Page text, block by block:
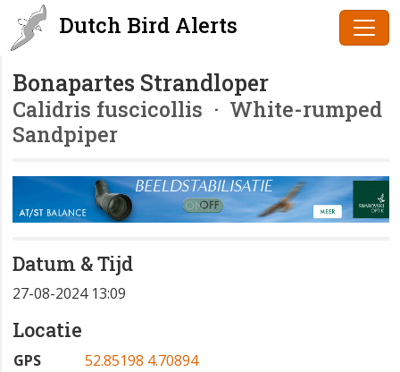
Dutch Bird Alerts
Bonapartes Strandloper
Calidris fuscicollis · White-rumped
Sandpiper
Datum & Tijd
27-08-2024 13:09
Locatie
GPS
52.85198 4.70894